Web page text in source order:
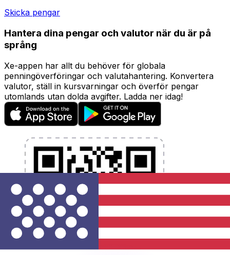
Skicka pengar
Hantera dina pengar och valutor när du är på
språng
Xe-appen har allt du behöver för globala
penningöverföringar och valutahantering. Konvertera
valutor, ställ in kursvarningar och överför pengar
utomlands utan dolda avgifter. Ladda ner idag!